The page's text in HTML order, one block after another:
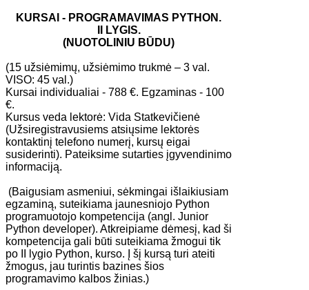
KURSAI - ​PROGRAMAVIMAS PYTHON.
​II LYGIS.
(NUOTOLINIU BŪDU)
(15 užsiėmimų, užsiėmimo trukmė – 3 val.
VISO: 45 val.)
Kursai individualiai - 788 €. Egzaminas - 100
€.
Kursus veda lektorė: Vida Statkevičienė
(Užsiregistravusiems atsiųsime lektorės
kontaktinį telefono numerį, kursų eigai
susiderinti). Pateiksime sutarties įgyvendinimo
informaciją.
​​ (Baigusiam asmeniui, sėkmingai išlaikiusiam
egzaminą, suteikiama jaunesniojo Python
programuotojo kompetencija (angl. Junior
Python developer). Atkreipiame dėmesį, kad ši
kompetencija gali būti suteikiama žmogui tik
po II lygio Python, kurso. Į šį kursą turi ateiti
žmogus, jau turintis bazines šios
programavimo kalbos žinias.)